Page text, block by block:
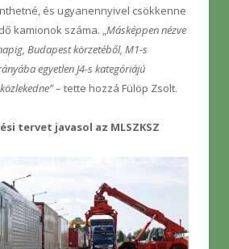
és ugyanennyivel csökkenne
kamionok száma. „Másképpen nézve
Budapest körzetéből, M1-s
egyetlen J4-s kategóriájú
– tette hozzá Fülöp Zsolt.
tervet javasol az MLSZKSZ